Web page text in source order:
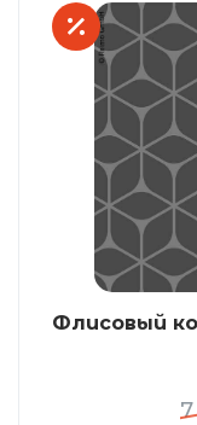
Флисовый